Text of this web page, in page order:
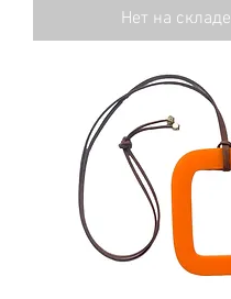
Нет на складе